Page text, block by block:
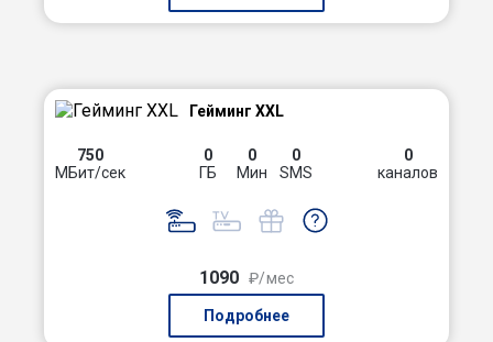
Гейминг XXL
750
МБит/сек
0
ГБ
0
Мин
0
SMS
0
каналов
1090 ₽/мес
Подробнее